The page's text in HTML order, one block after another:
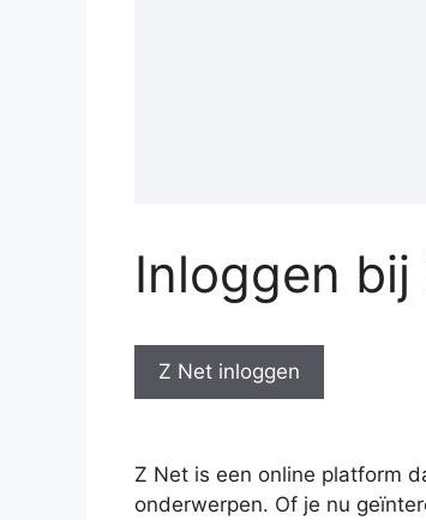
Inloggen bij
Z Net inloggen
Z Net is een online platform
onderwerpen. Of je nu